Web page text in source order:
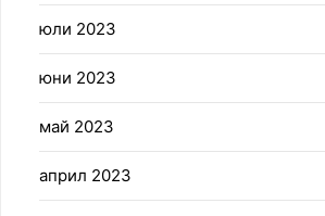
юли 2023
юни 2023
май 2023
април 2023